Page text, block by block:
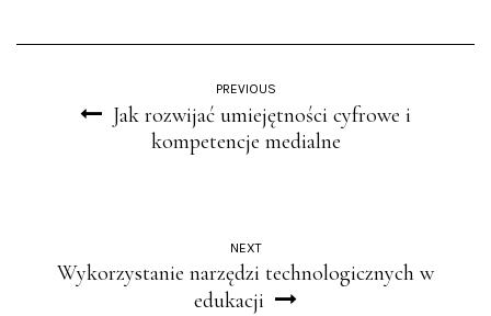
PREVIOUS
Jak rozwijać umiejętności cyfrowe i
kompetencje medialne
NEXT
Wykorzystanie narzędzi technologicznych w
edukacji